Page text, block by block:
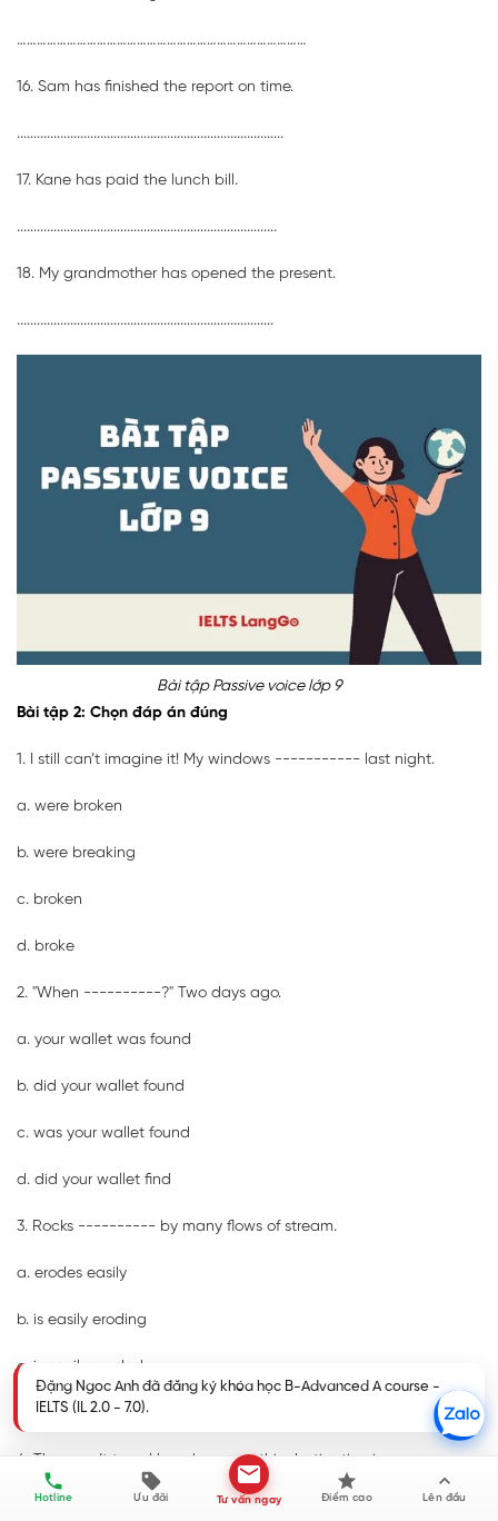
……………………………………………………………………………
16. Sam has finished the report on time.
................................................................................
17. Kane has paid the lunch bill.
..............................................................................
18. My grandmother has opened the present.
.............................................................................
Bài tập Passive voice lớp 9
Bài tập 2: Chọn đáp án đúng
1. I still can’t imagine it! My windows ----------- last night.
a. were broken
b. were breaking
c. broken
d. broke
2. "When ----------?" Two days ago.
a. your wallet was found
b. did your wallet found
c. was your wallet found
d. did your wallet find
3. Rocks ---------- by many flows of stream.
a. erodes easily
b. is easily eroding
c. is easily eroded
d. eroded easily
4. They can’t travel here because this destination is ------------
Hotline Ưu đãi Tư vấn ngay Điểm cao Lên đầu
Đặng Ngoc Anh đã đăng ký khóa học B-Advanced A course -
IELTS (IL 2.0 - 7.0).